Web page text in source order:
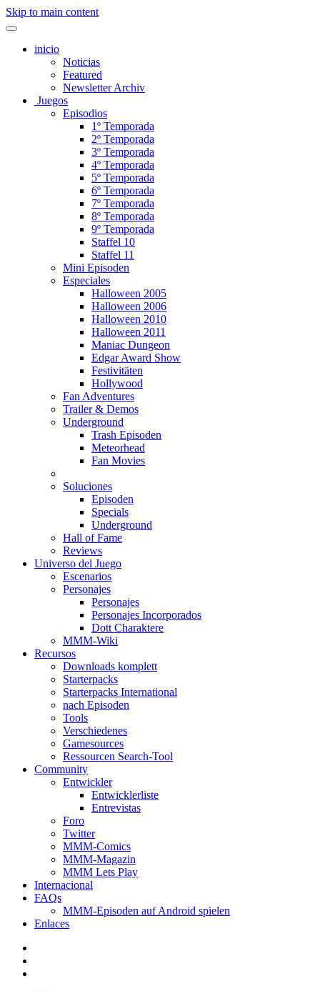
Skip to main content
inicio
Noticias
Featured
Newsletter Archiv
Juegos
Episodios
1º Temporada
2º Temporada
3º Temporada
4º Temporada
5º Temporada
6º Temporada
7º Temporada
8º Temporada
9º Temporada
Staffel 10
Staffel 11
Mini Episoden
Especiales
Halloween 2005
Halloween 2006
Halloween 2010
Halloween 2011
Maniac Dungeon
Edgar Award Show
Festivitäten
Hollywood
Fan Adventures
Trailer & Demos
Underground
Trash Episoden
Meteorhead
Fan Movies
Soluciones
Episoden
Specials
Underground
Hall of Fame
Reviews
Universo del Juego
Escenarios
Personajes
Personajes
Personajes Incorporados
Dott Charaktere
MMM-Wiki
Recursos
Downloads komplett
Starterpacks
Starterpacks International
nach Episoden
Tools
Verschiedenes
Gamesources
Ressourcen Search-Tool
Community
Entwickler
Entwicklerliste
Entrevistas
Foro
Twitter
MMM-Comics
MMM-Magazin
MMM Lets Play
Internacional
FAQs
MMM-Episoden auf Android spielen
Enlaces